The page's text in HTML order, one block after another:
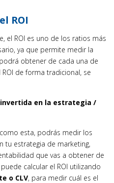
ROI
el ROI es uno de los ratios más
ya que permite medir la
obtener de cada una de
ROI de forma tradicional, se
invertida en la estrategia /
esta, podrás medir los
tu estrategia de marketing,
que vas a obtener de
calcular el ROI utilizando
o CLV, para medir cuál es el